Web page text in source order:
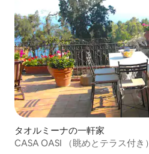
タオルミーナの一軒家
CASA OASI （眺めとテラス付き）